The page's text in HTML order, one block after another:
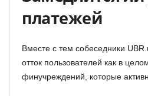
платежей
Вместе с тем собеседники
отток пользователей как в
финучреждений, которые